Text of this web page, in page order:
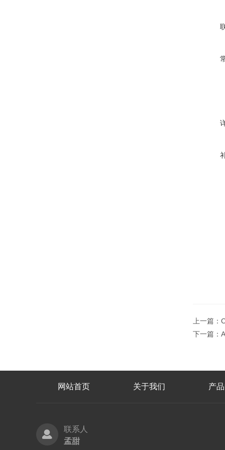
上一篇：
下一篇：
网站首页 关于我们 产
联系人
孟甜